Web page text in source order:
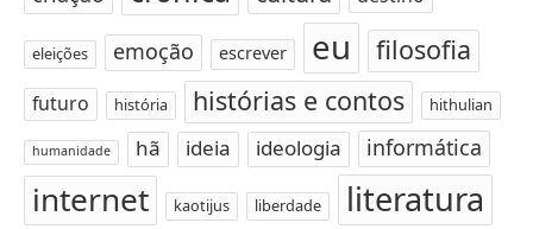
eleições emoção escrever eu filosofia
futuro história histórias e contos hithulian
humanidade hã ideia ideologia informática
internet kaotijus liberdade literatura